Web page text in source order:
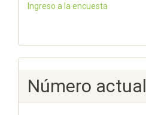
Ingreso a la encuesta
Número actual